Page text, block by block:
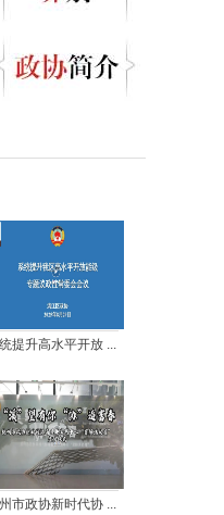
提升高水平开放 ...
市政协新时代协 ...